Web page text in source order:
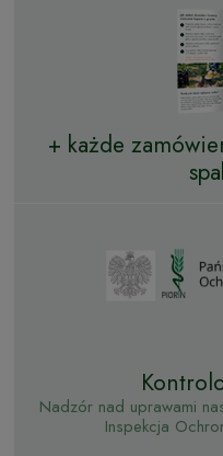
+ każde
Nadzór nad uprawami
Inspekcja